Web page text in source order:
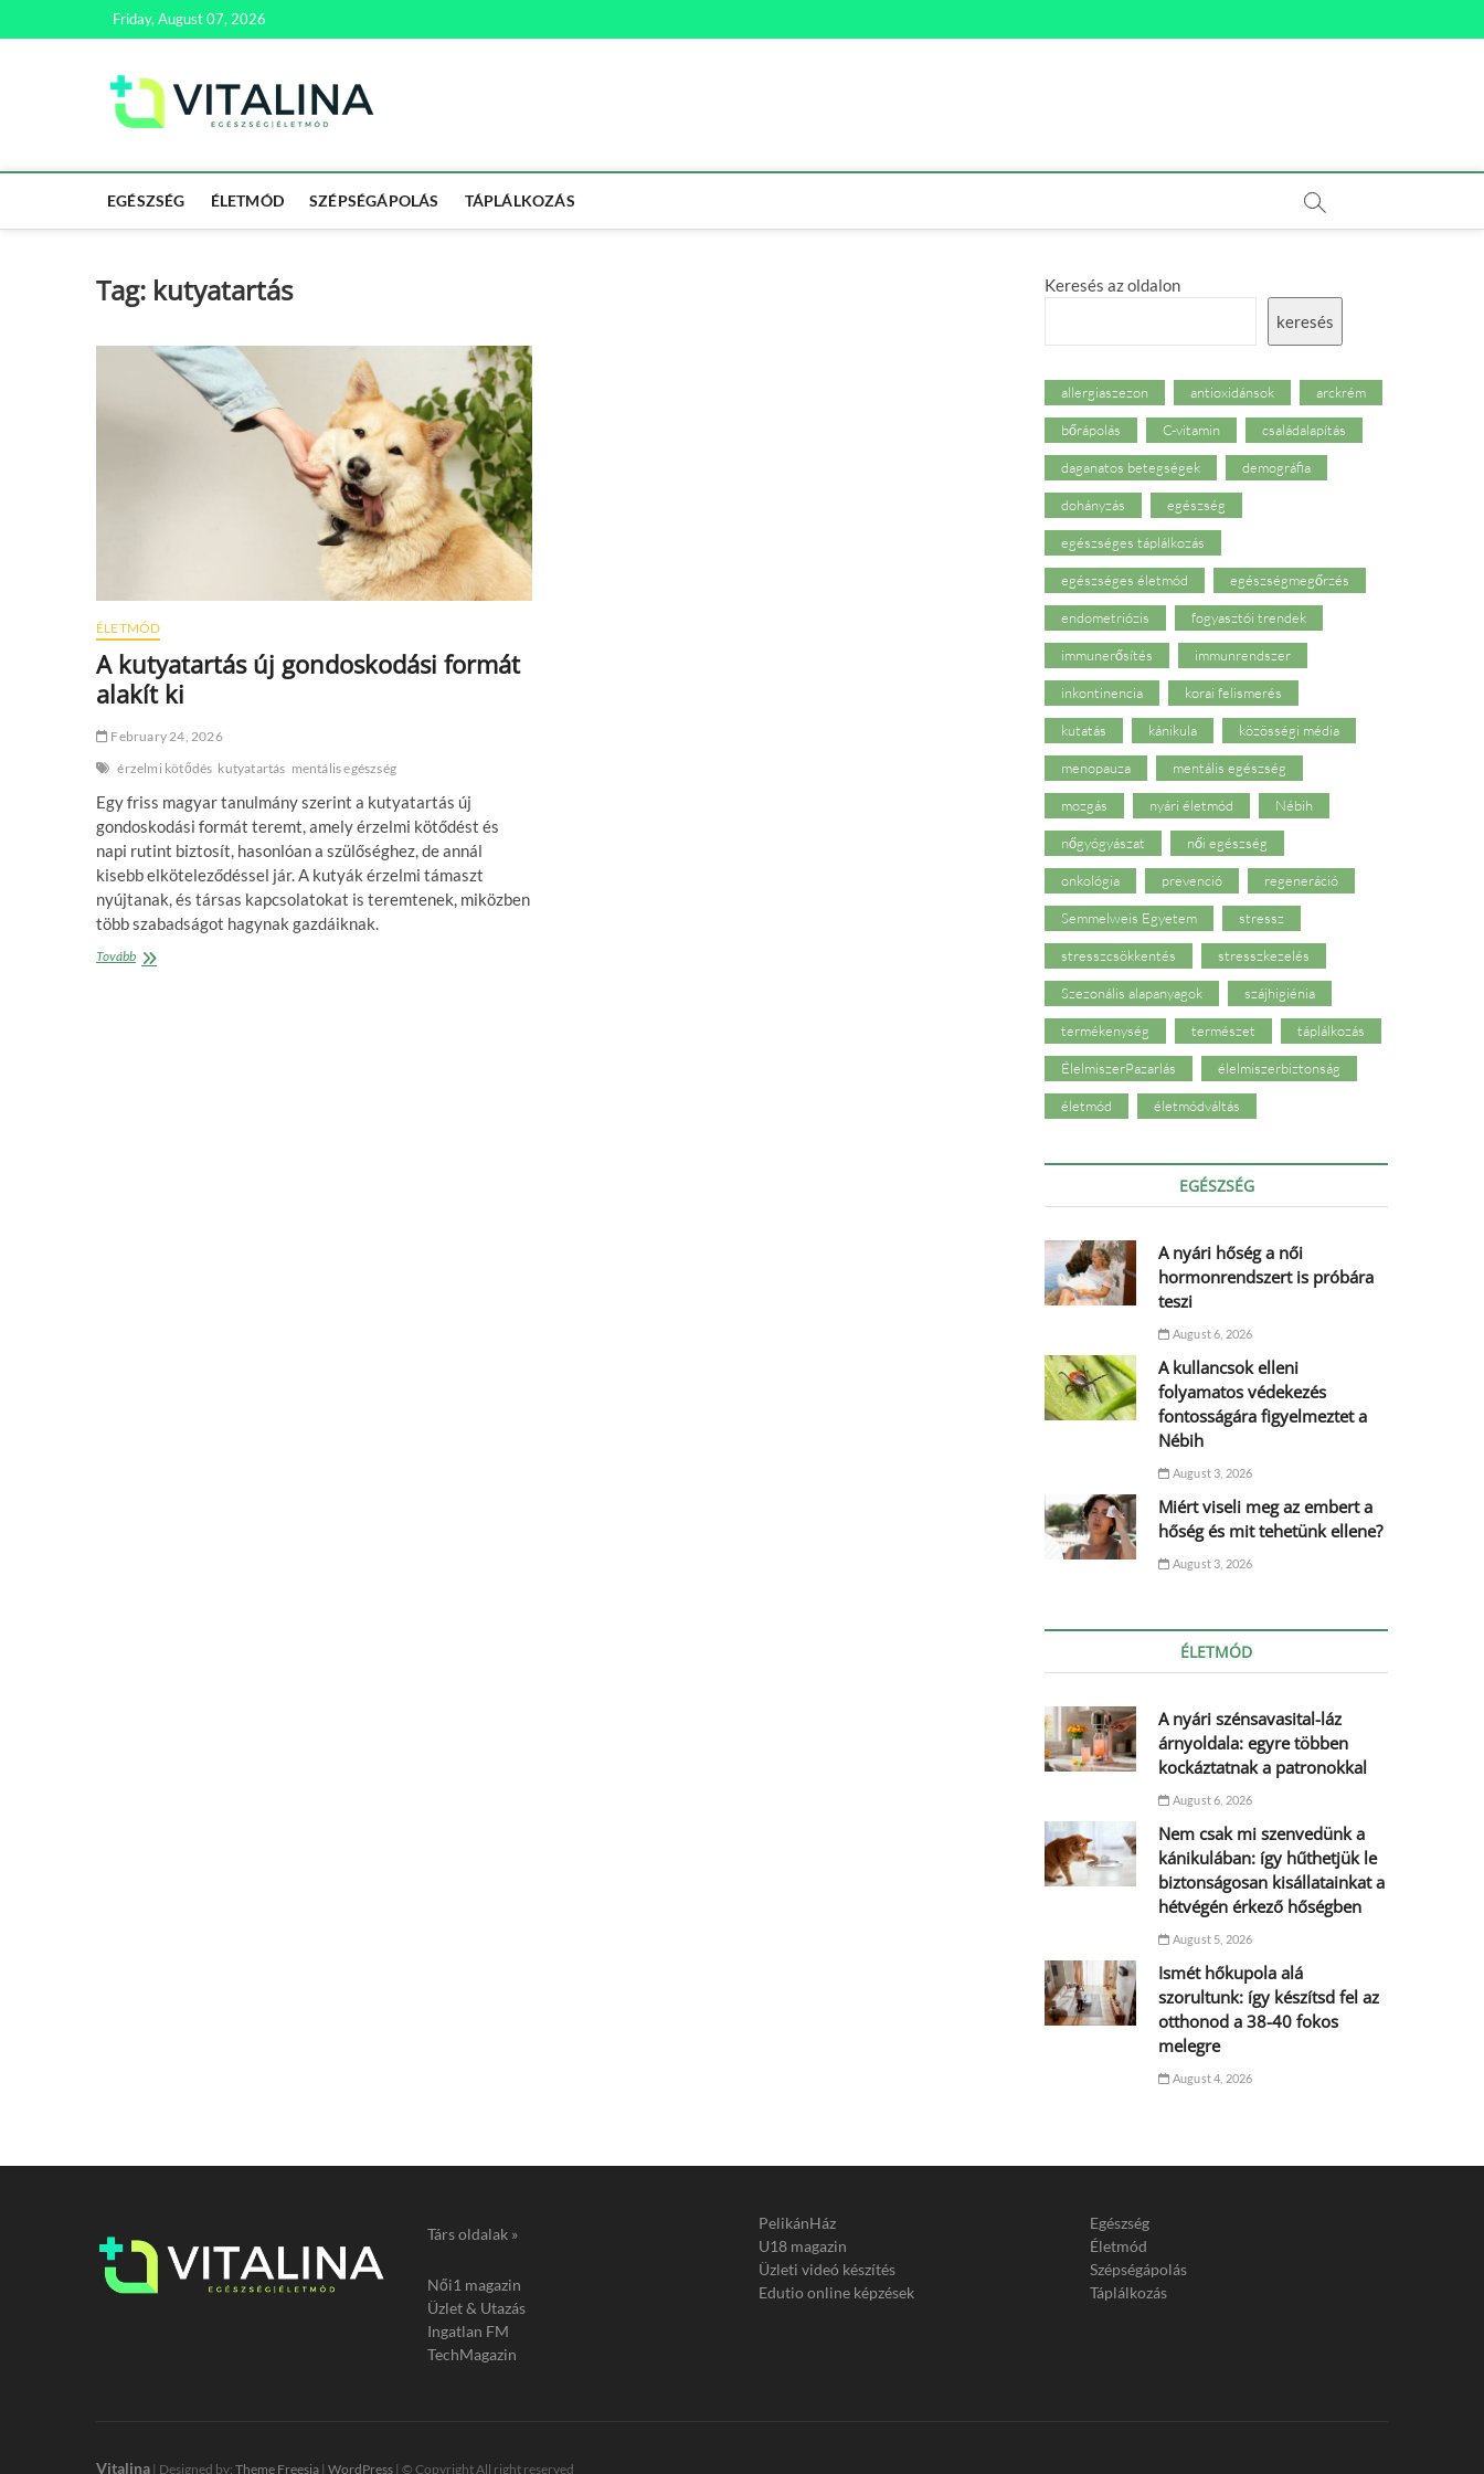
to
Friday, August 07, 2026
EGÉSZSÉG ÉLETMÓD SZÉPSÉGÁPOLÁS TÁPLÁLKOZÁS
Tag: kutyatartás
ÉLETMÓD
A kutyatartás új gondoskodási formát
alakít ki
February 24, 2026
érzelmi kötődés kutyatartás mentális egészség
Egy friss magyar tanulmány szerint a kutyatartás új
gondoskodási formát teremt, amely érzelmi kötődést és
napi rutint biztosít, hasonlóan a szülőséghez, de annál
kisebb elköteleződéssel jár. A kutyák érzelmi támaszt
nyújtanak, és társas kapcsolatokat is teremtenek, miközben
több szabadságot hagynak gazdáiknak.
TovábbA
Keresés az oldalon
keresés
allergiaszezon antioxidánsok arckrém
bőrápolás C-vitamin családalapítás
daganatos betegségek demográfia
dohányzás egészség
egészséges táplálkozás
egészséges életmód egészségmegőrzés
endometriózis fogyasztói trendek
immunerősítés immunrendszer
inkontinencia korai felismerés
kutatás kánikula közösségi média
menopauza mentális egészség
mozgás nyári életmód Nébih
nőgyógyászat női egészség
onkológia prevenció regeneráció
Semmelweis Egyetem stressz
stresszcsökkentés stresszkezelés
Szezonális alapanyagok szájhigiénia
termékenység természet táplálkozás
ÉlelmiszerPazarlás élelmiszerbiztonság
életmód életmódváltás
EGÉSZSÉG
A nyári hőség a női
hormonrendszert is próbára
teszi
August 6, 2026
A kullancsok elleni
folyamatos védekezés
fontosságára figyelmeztet a
Nébih
August 3, 2026
Miért viseli meg az embert a
hőség és mit tehetünk ellene?
August 3, 2026
ÉLETMÓD
A nyári szénsavasital-láz
árnyoldala: egyre többen
kockáztatnak a patronokkal
August 6, 2026
Nem csak mi szenvedünk a
kánikulában: így hűthetjük le
biztonságosan kisállatainkat a
hétvégén érkező hőségben
August 5, 2026
Ismét hőkupola alá
szorultunk: így készítsd fel az
otthonod a 38-40 fokos
melegre
August 4, 2026
Társ oldalak »
Női1 magazin
Üzlet & Utazás
Ingatlan FM
TechMagazin
PelikánHáz
U18 magazin
Üzleti videó készítés
Edutio online képzések
Egészség
Életmód
Szépségápolás
Táplálkozás
Vitalina | Designed by: Theme Freesia | WordPress | © Copyright All right reserved